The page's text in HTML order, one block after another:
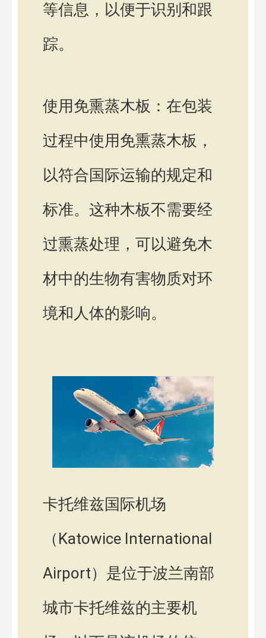
等信息，以便于识别和跟
踪。
使用免熏蒸木板：在包装
过程中使用免熏蒸木板，
以符合国际运输的规定和
标准。这种木板不需要经
过熏蒸处理，可以避免木
材中的生物有害物质对环
境和人体的影响。
卡托维兹国际机场
（Katowice International
Airport）是位于波兰南部
城市卡托维兹的主要机